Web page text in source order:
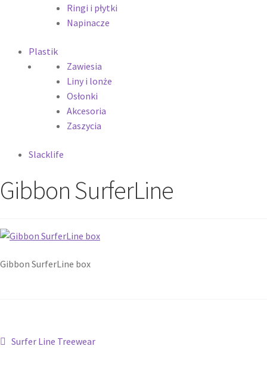
Ringi i płytki
Napinacze
Plastik
Zawiesia
Liny i lonże
Osłonki
Akcesoria
Zaszycia
Slacklife
Gibbon SurferLine
Gibbon SurferLine box
Nawigacja
Poprzedni
Surfer Line Treewear